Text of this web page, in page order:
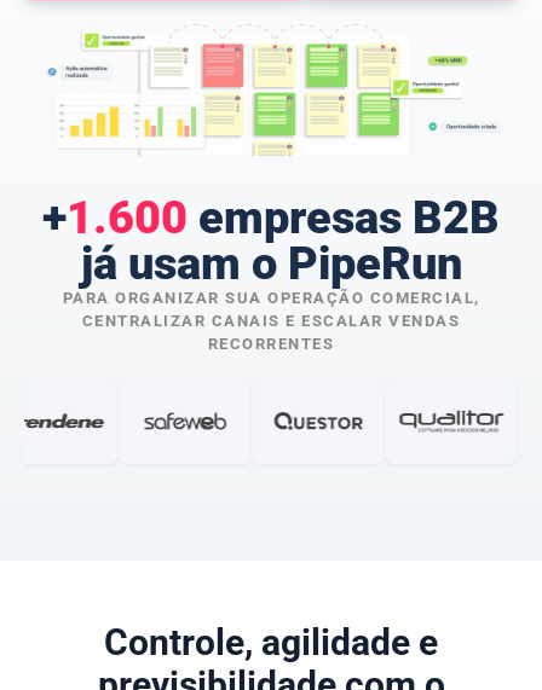
+1.600 empresas B2B
já usam o PipeRun
PARA ORGANIZAR SUA OPERAÇÃO COMERCIAL,
CENTRALIZAR CANAIS E ESCALAR VENDAS
RECORRENTES
Controle, agilidade e